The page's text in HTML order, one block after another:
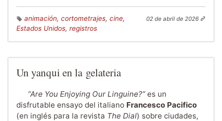
animación, cortometrajes, cine,
Estados Unidos, registros
02 de abril de 2026
Un yanqui en la gelateria
“Are You Enjoying Our Linguine?”es un
disfrutable ensayo del italiano Francesco Pacifico
(en inglés para la revista The Dial) sobre ciudades,